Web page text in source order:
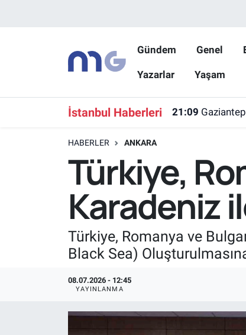
Gündem Genel
Yazarlar Yaşam
İstanbul Haberleri 21:09
HABERLER ANKARA
Türkiye,
Karadeniz
Türkiye, Romanya ve
Black Sea)
08.07.2026 - 12:45
YAYINLANMA
Hava Durumu
İstanbul Namaz Vakitleri
Süper Lig Puan Durumu ve Fikstür
Tüm Manşetler
Haber Arşivi